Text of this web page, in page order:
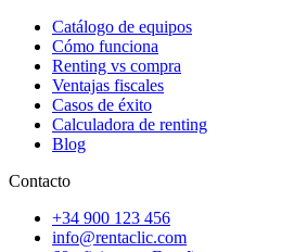
Catálogo de equipos
Cómo funciona
Renting vs compra
Ventajas fiscales
Casos de éxito
Calculadora de renting
Blog
Contacto
+34 900 123 456
info@rentaclic.com